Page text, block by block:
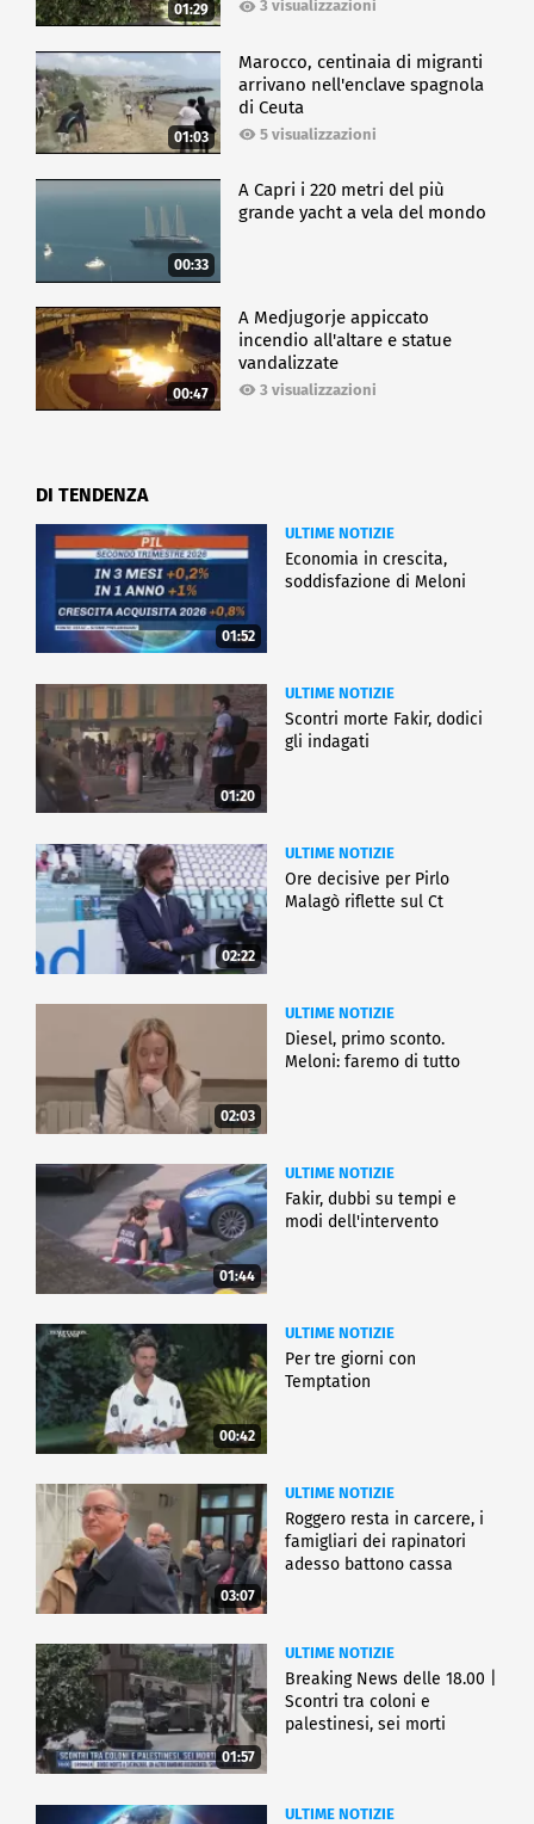
01:29 3 visualizzazioni
01:03
Marocco, centinaia di migranti
arrivano nell'enclave spagnola
di Ceuta
5 visualizzazioni
00:33
A Capri i 220 metri del più
grande yacht a vela del mondo
00:47
A Medjugorje appiccato
incendio all'altare e statue
vandalizzate
3 visualizzazioni
DI TENDENZA
01:52
ULTIME NOTIZIE
Economia in crescita,
soddisfazione di Meloni
01:20
ULTIME NOTIZIE
Scontri morte Fakir, dodici
gli indagati
02:22
ULTIME NOTIZIE
Ore decisive per Pirlo
Malagò riflette sul Ct
02:03
ULTIME NOTIZIE
Diesel, primo sconto.
Meloni: faremo di tutto
01:44
ULTIME NOTIZIE
Fakir, dubbi su tempi e
modi dell'intervento
00:42
ULTIME NOTIZIE
Per tre giorni con
Temptation
03:07
ULTIME NOTIZIE
Roggero resta in carcere, i
famigliari dei rapinatori
adesso battono cassa
01:57
ULTIME NOTIZIE
Breaking News delle 18.00 |
Scontri tra coloni e
palestinesi, sei morti
ULTIME NOTIZIE